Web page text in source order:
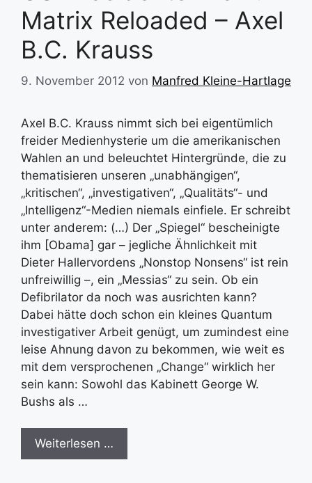
Matrix Reloaded – Axel
B.C. Krauss
9. November 2012 von Manfred Kleine-Hartlage
Axel B.C. Krauss nimmt sich bei eigentümlich
freider Medienhysterie um die amerikanischen
Wahlen an und beleuchtet Hintergründe, die zu
thematisieren unseren „unabhängigen“,
„kritischen“, „investigativen“, „Qualitäts“- und
„Intelligenz“-Medien niemals einfiele. Er schreibt
unter anderem: (…) Der „Spiegel“ bescheinigte
ihm [Obama] gar – jegliche Ähnlichkeit mit
Dieter Hallervordens „Nonstop Nonsens“ ist rein
unfreiwillig –, ein „Messias“ zu sein. Ob ein
Defibrilator da noch was ausrichten kann?
Dabei hätte doch schon ein kleines Quantum
investigativer Arbeit genügt, um zumindest eine
leise Ahnung davon zu bekommen, wie weit es
mit dem versprochenen „Change“ wirklich her
sein kann: Sowohl das Kabinett George W.
Bushs als …
Weiterlesen …